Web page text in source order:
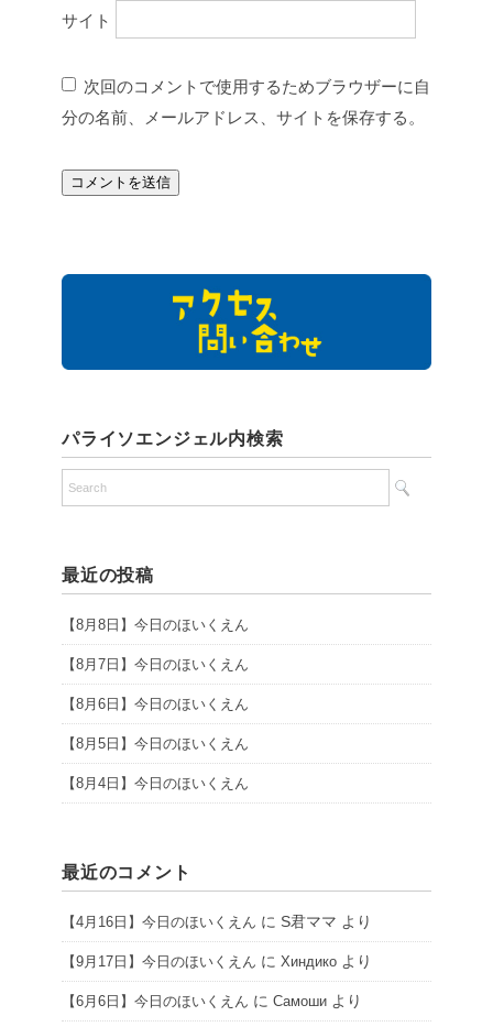
サイト
次回のコメントで使用するためブラウザーに自
分の名前、メールアドレス、サイトを保存する。
パライソエンジェル内検索
最近の投稿
【8月8日】今日のほいくえん
【8月7日】今日のほいくえん
【8月6日】今日のほいくえん
【8月5日】今日のほいくえん
【8月4日】今日のほいくえん
最近のコメント
【4月16日】今日のほいくえん に S君ママ より
【9月17日】今日のほいくえん に Хиндико より
【6月6日】今日のほいくえん に Самоши より